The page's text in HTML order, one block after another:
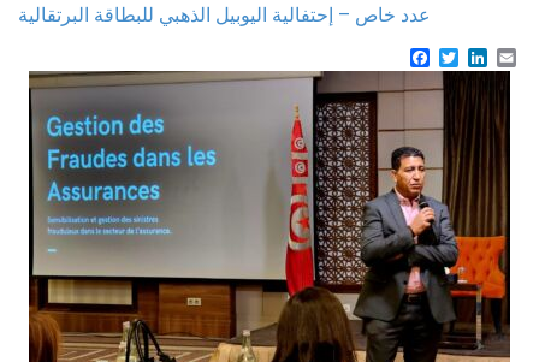
عدد خاص – إحتفالية اليوبيل الذهبي للبطاقة البرتقالية
Facebook
Twitter